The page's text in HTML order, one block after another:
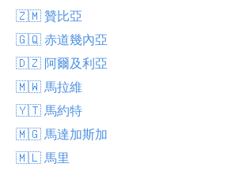
🇿🇲 贊比亞
🇬🇶 赤道幾內亞
🇩🇿 阿爾及利亞
🇲🇼 馬拉維
🇾🇹 馬約特
🇲🇬 馬達加斯加
🇲🇱 馬里